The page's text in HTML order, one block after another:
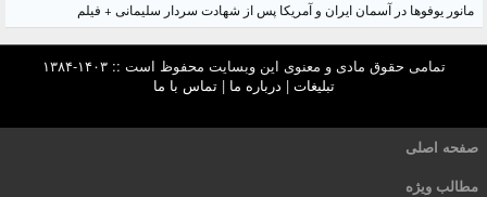
مانور یوفوها در آسمان ایران و آمریکا پس از شهادت سردار سلیمانی + فیلم
تمامی حقوق مادی و معنوی این وبسایت محفوظ است :: ۱۴۰۳-۱۳۸۴
تبلیغات | درباره ما |تماس با ما
صفحه اصلی
مطالب ویژه